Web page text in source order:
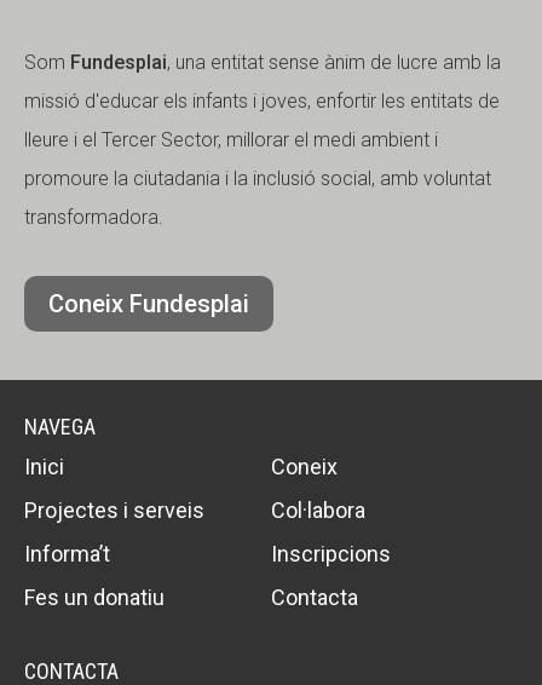
Som Fundesplai, una entitat sense ànim de lucre amb la
missió d'educar els infants i joves, enfortir les entitats de
lleure i el Tercer Sector, millorar el medi ambient i
promoure la ciutadania i la inclusió social, amb voluntat
transformadora.
Coneix Fundesplai
NAVEGA
Inici
Coneix
Projectes i serveis
Col·labora
Informa’t
Inscripcions
Fes un donatiu
Contacta
CONTACTA